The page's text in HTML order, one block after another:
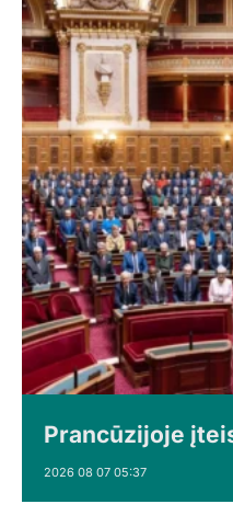
Prancūzijoje
2026 08 07 05:37